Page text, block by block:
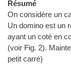
Résumé
On considère un
Un domino est un
ayant un coté en
(voir Fig. 2).
petit carré)